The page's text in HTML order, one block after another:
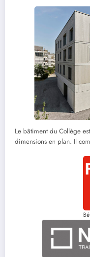
Le bâtiment du Collège
dimensions en plan. Il